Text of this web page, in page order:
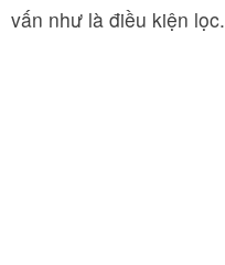
vấn như là điều kiện lọc.